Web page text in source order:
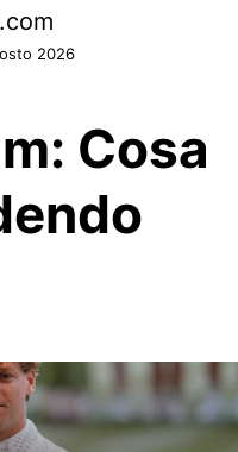
2026
Cosa